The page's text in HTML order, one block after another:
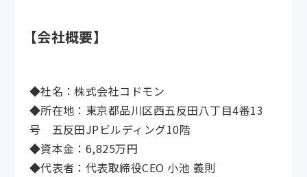
【会社概要】
◆社名：株式会社コドモン
◆所在地：東京都品川区西五反田八丁目4番13
号 五反田JPビルディング10階
◆資本金：6,825万円
◆代表者：代表取締役CEO 小池 義則